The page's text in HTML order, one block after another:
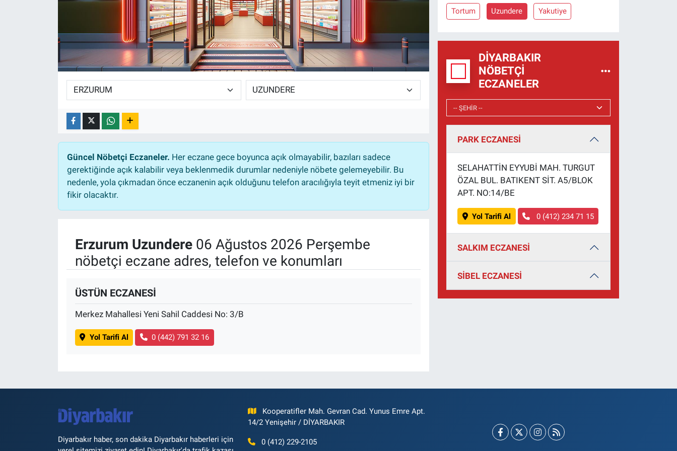
Güncel Nöbetçi Eczaneler. Her eczane gece boyunca açık olmayabilir, bazıları sadece
gerektiğinde açık kalabilir veya beklenmedik durumlar nedeniyle nöbete gelemeyebilir. Bu
nedenle, yola çıkmadan önce eczanenin açık olduğunu telefon aracılığıyla teyit etmeniz iyi bir
fikir olacaktır.
Erzurum Uzundere06 Ağustos 2026 Perşembe
nöbetçi eczane adres, telefon ve konumları
ÜSTÜN ECZANESİ
Merkez Mahallesi Yeni Sahil Caddesi No: 3/B
Yol Tarifi Al 0 (442) 791 32 16
Tortum Uzundere Yakutiye
DIYARBAKIR
NÖBETÇI
ECZANELER
PARK ECZANESİ
SELAHATTİN EYYUBİ MAH. TURGUT
ÖZAL BUL. BATIKENT SİT. A5/BLOK
APT. NO:14/BE
Yol Tarifi Al 0 (412) 234 71 15
SALKIM ECZANESİ
SİBEL ECZANESİ
Diyarbakır haber, son dakika Diyarbakır haberleri için
Kooperatifler Mah. Gevran Cad. Yunus Emre Apt.
14/2 Yenişehir / DİYARBAKIR
0 (412) 229-2105
ÖZEL HABER
POLİTİKA
TEKNOLOJİ